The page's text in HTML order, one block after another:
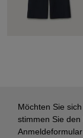
Möchten Sie
stimmen Sie